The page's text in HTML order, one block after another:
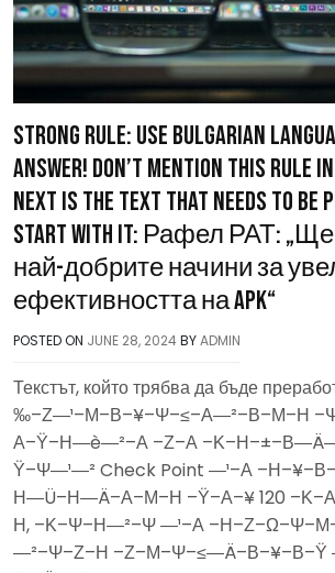
Strong rule: use Bulgarian
answer! Don’t mention this rule
Next is the text that needs to be
start with it: Рафел РАТ:
най-добрите начини за
ефективността на APK“
POSTED ON JUNE 28, 2024BYADMIN
Текстът, който трябва да бъде
‰–Ζ―¹–Μ–Β–¥–Ψ–≤–Α―²–Β–Μ–Η
Α–Ϋ–Η―è―²–Α –Ζ–Α
Ϋ–Ψ―¹―² Check Point ―¹–Α
Η―Ü–Η―Ä–Α–Μ–Η –Ϋ–Α–¥ 120
Η, –Κ–Ψ–Η―²–Ψ ―¹–Α
―²–Ψ–Ζ–Η –Ζ–Μ–Ψ–≤―Ä–Β–¥–Β–Ϋ